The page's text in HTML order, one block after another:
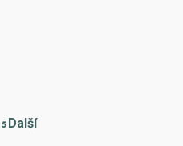
5 Další